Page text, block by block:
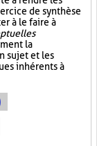
de synthèse
à le faire à
la
sujet et les
inhérents à